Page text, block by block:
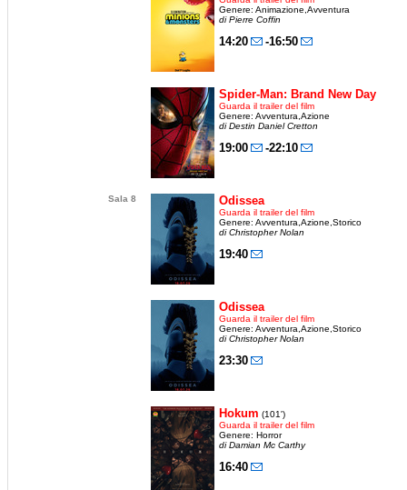
Genere: Animazione,Avventura
di Pierre Coffin
14:20 -16:50
Spider-Man: Brand New Day
Guarda il trailer del film
Genere: Avventura,Azione
di Destin Daniel Cretton
19:00 -22:10
Sala 8 Odissea
Guarda il trailer del film
Genere: Avventura,Azione,Storico
di Christopher Nolan
19:40
Odissea
Guarda il trailer del film
Genere: Avventura,Azione,Storico
di Christopher Nolan
23:30
Hokum (101')
Guarda il trailer del film
Genere: Horror
di Damian Mc Carthy
16:40